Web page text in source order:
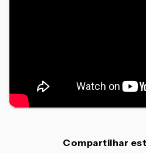
Compartilhar